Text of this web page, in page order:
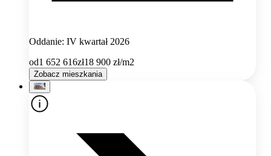
Oddanie: IV kwartał 2026
od1 652 616zł18 900 zł/m2
Zobacz mieszkania